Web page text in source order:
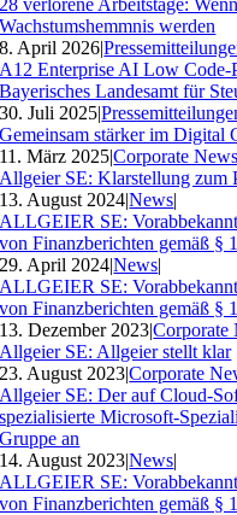
Wachstumshemmnis werden
8. April 2026|
A12 Enterprise AI Low Code-
Bayerisches Landesamt für
30. Juli 2025|
Gemeinsam stärker im Digital
11. März 2025|Corporate News
Allgeier SE: Klarstellung zum
13. August 2024|News|
ALLGEIER SE:
von Finanzberichten gemäß §
29. April 2024|News|
ALLGEIER SE:
von Finanzberichten gemäß §
13. Dezember 2023|Corporate
Allgeier SE: Allgeier stellt klar
23. August 2023|Corporate
Allgeier SE: Der auf Cloud-
spezialisierte Microsoft-
Gruppe an
14. August 2023|News|
ALLGEIER SE:
von Finanzberichten gemäß §